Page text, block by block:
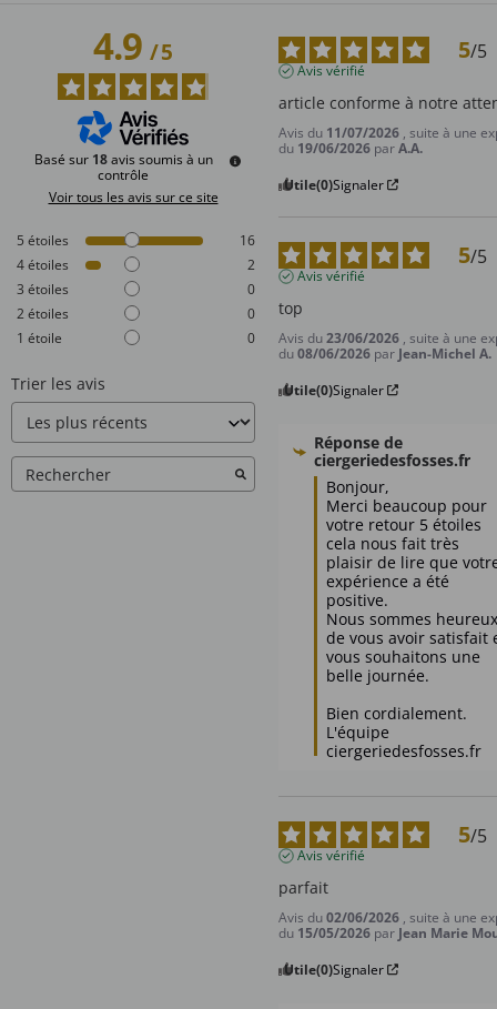
4.9/5
Basé sur 18 avis soumis à un
contrôle
Voir tous les avis sur ce site
5 étoiles
16
4étoiles
2
3 étoiles
0
2étoiles
0
1 étoile 0
Trier les avis
5/5
Avis vérifié
article conforme à notre
Avis du 11/07/2026 , suite à une
du 19/06/2026 parA.A.
Utile(0)Signaler
5/5
Avis vérifié
top
Avis du23/06/2026 , suite à une
du08/06/2026 par Jean-Michel A.
Utile(0)Signaler
Réponse de
ciergeriedesfosses.fr
Bonjour,
Merci beaucoup pour
votre retour 5 étoiles
cela nous fait très
plaisir de lire que
expérience a été
positive.
Nous sommes heureux
de vous avoir satisfait
vous souhaitons une
belle journée.
Bien cordialement.
L'équipe
ciergeriedesfosses.fr
5/5
Avis vérifié
parfait
Avis du02/06/2026 , suite à une
du 15/05/2026 par Jean Marie
Utile(0)Signaler